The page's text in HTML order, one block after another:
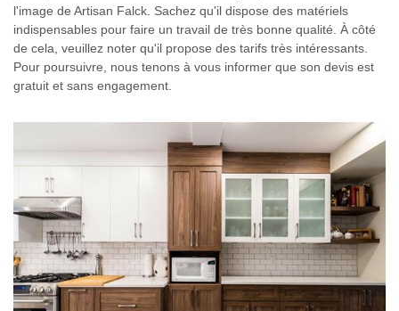
l'image de Artisan Falck. Sachez qu'il dispose des matériels
indispensables pour faire un travail de très bonne qualité. À côté
de cela, veuillez noter qu'il propose des tarifs très intéressants.
Pour poursuivre, nous tenons à vous informer que son devis est
gratuit et sans engagement.